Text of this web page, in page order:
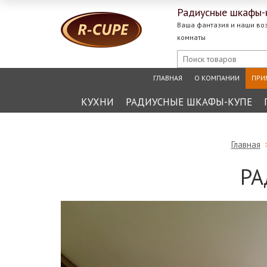
Радиусные шкафы-
Ваша фантазия и наши
комнаты
ГЛАВНАЯ О КОМПАНИИ
КУХНИ РАДИУСНЫЕ ШКАФЫ-КУПЕ
Главная